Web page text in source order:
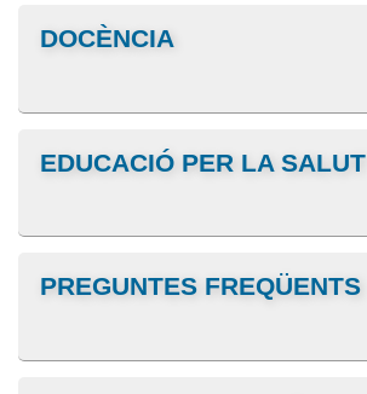
DOCÈNCIA
EDUCACIÓ PER LA SALUT
PREGUNTES FREQÜENTS